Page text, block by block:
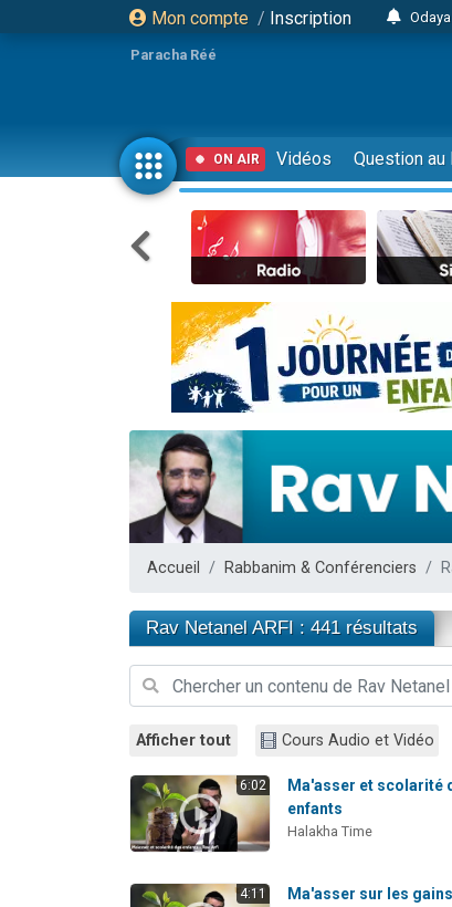
Mon compte / Inscription
2
13
Il
12
3
2
3
8
61
Ariel
4
3
Paracha Réé
ON AIR Vidéos Question au
Accueil Rabbanim & Conférenciers
Rav Netanel ARFI : 441 résultats
Afficher tout Cours Audio et Vidéo
6:02
Ma'asser et scolarité
enfants
Halakha Time
4:11
Ma'asser sur les